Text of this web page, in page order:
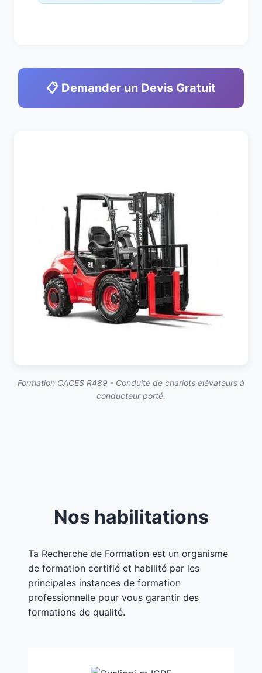
📋 Demander un Devis Gratuit
Formation CACES R489 - Conduite de chariots élévateurs à
conducteur porté.
Nos habilitations
Ta Recherche de Formation est un organisme
de formation certifié et habilité par les
principales instances de formation
professionnelle pour vous garantir des
formations de qualité.